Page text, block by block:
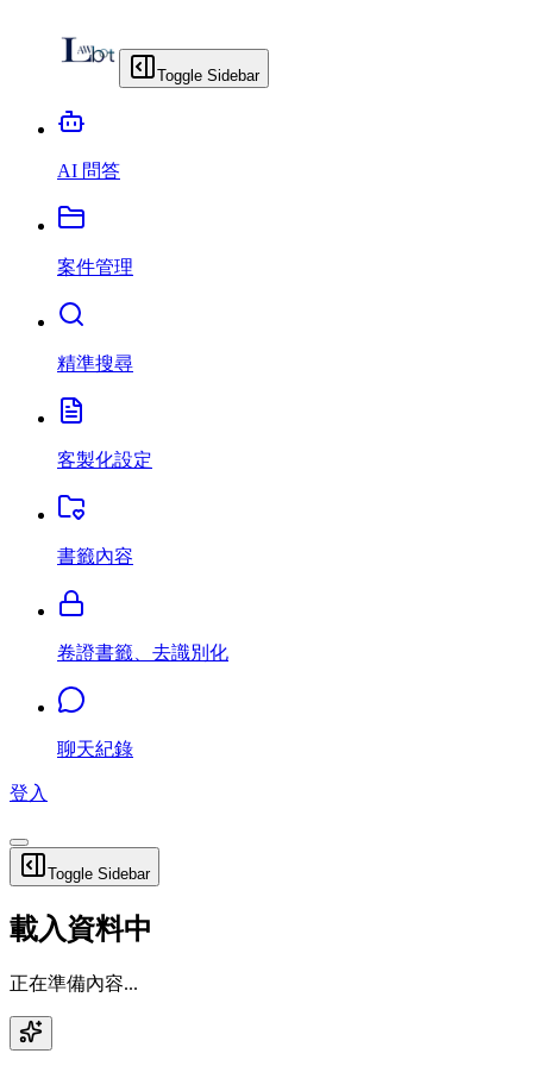
Toggle Sidebar
AI 問答
案件管理
精準搜尋
客製化設定
書籤內容
卷證書籤、去識別化
聊天紀錄
登入
Toggle Sidebar
載入資料中
正在準備內容...